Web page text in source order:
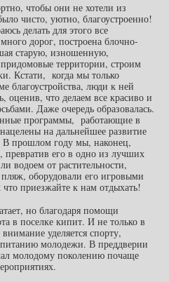
чтобы они не хотели из
чисто, уютно, благоустроенно!
делать для этого все
дорог, построена блочно-
старую, изношенную,
территории, строим
Кстати, когда мы только
благоустройства, люди к ней
оценив, что делаем все красиво и
Даже очередь образовалась.
программы, работающие в
на дальнейшее развитие
В прошлом году мы, наконец,
превратив его в одно из лучших
водоем от растительности,
оборудовали его игровыми
приезжайте к нам отдыхать!
но благодаря помощи
в поселке кипит. И не только в
уделяется спорту,
молодежи. В преддверии
молодому поколению почаще